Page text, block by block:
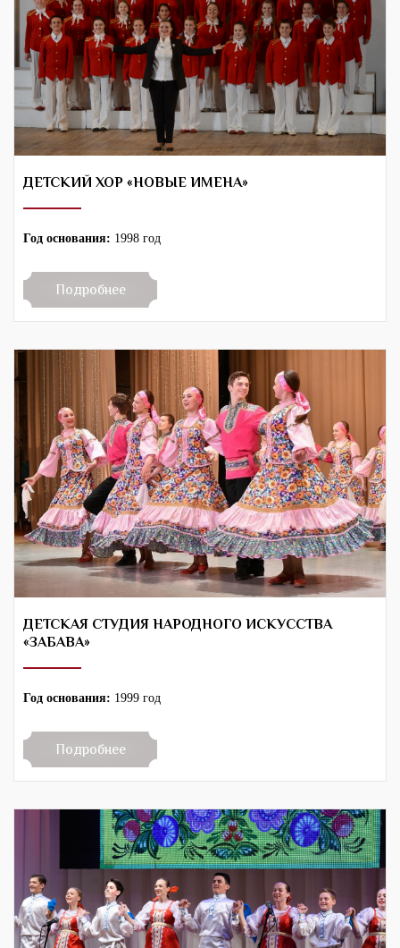
ДЕТСКИЙ ХОР «НОВЫЕ ИМЕНА»
Год основания: 1998 год
Подробнее
ДЕТСКАЯ СТУДИЯ НАРОДНОГО ИСКУССТВА
«ЗАБАВА»
Год основания: 1999 год
Подробнее